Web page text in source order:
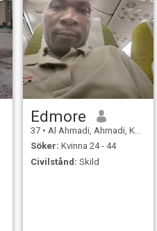
Edmore
37 • Al Ahmadi, Ahmadi, Kuwait
Söker: Kvinna 24 - 44
Civilstånd: Skild